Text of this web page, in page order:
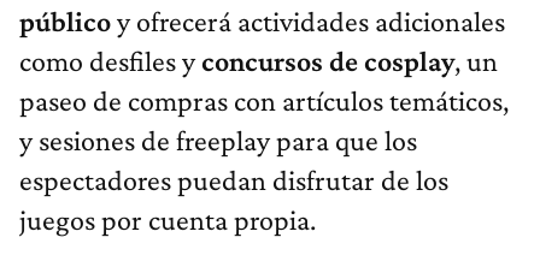
públicoy ofrecerá actividades adicionales
como desfiles yconcursos de cosplay, un
paseo de compras con artículos temáticos,
y sesiones de freeplay para que los
espectadores puedan disfrutar de los
juegos por cuenta propia.